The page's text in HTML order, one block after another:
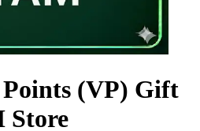
(VP) Gift
Store